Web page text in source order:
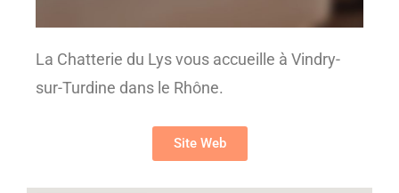
La Chatterie du Lys vous accueille à Vindry-
sur-Turdine dans le Rhône.
Site Web